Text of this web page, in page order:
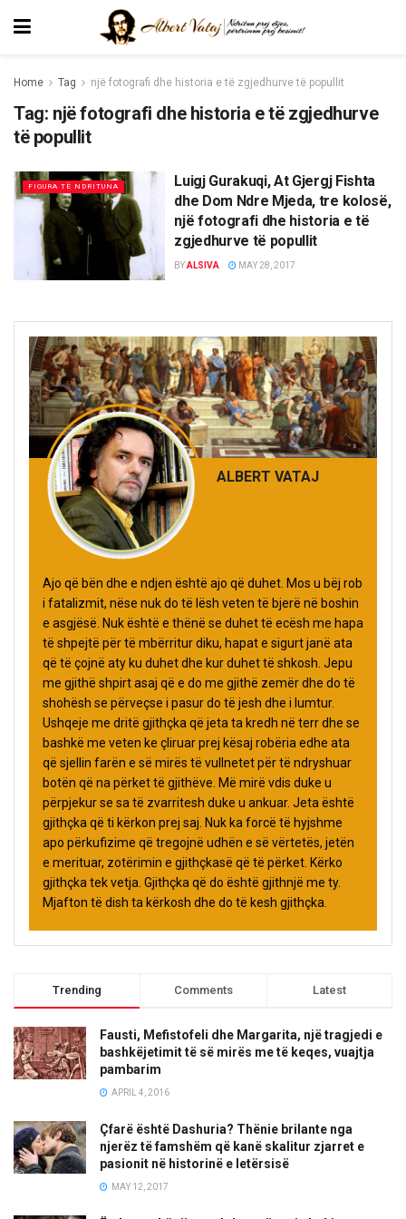
Home Tag një fotografi dhe historia e të zgjedhurve të popullit
Tag: një fotografi dhe historia e të zgjedhurve
të popullit
FIGURA TË NDRITUNA
Luigj Gurakuqi, At Gjergj Fishta
dhe Dom Ndre Mjeda, tre kolosë,
një fotografi dhe historia e të
zgjedhurve të popullit
BYALSIVA MAY 28, 2017
ALBERT VATAJ
Ajo që bën dhe e ndjen është ajo që duhet. Mos u bëj rob
i fatalizmit, nëse nuk do të lësh veten të bjerë në boshin
e asgjësë. Nuk është e thënë se duhet të ecësh me hapa
të shpejtë për të mbërritur diku, hapat e sigurt janë ata
që të çojnë aty ku duhet dhe kur duhet të shkosh. Jepu
me gjithë shpirt asaj që e do me gjithë zemër dhe do të
shohësh se përveçse i pasur do të jesh dhe i lumtur.
Ushqeje me dritë gjithçka që jeta ta kredh në terr dhe se
bashkë me veten ke çliruar prej kësaj robëria edhe ata
që sjellin farën e së mirës të vullnetet për të ndryshuar
botën që na përket të gjithëve. Më mirë vdis duke u
përpjekur se sa të zvarritesh duke u ankuar. Jeta është
gjithçka që ti kërkon prej saj. Nuk ka forcë të hyjshme
apo përkufizime që tregojnë udhën e së vërtetës, jetën
e merituar, zotërimin e gjithçkasë që të përket. Kërko
gjithçka tek vetja. Gjithçka që do është gjithnjë me ty.
Mjafton të dish ta kërkosh dhe do të kesh gjithçka.
Trending Comments Latest
Fausti, Mefistofeli dhe Margarita, një tragjedi e
bashkëjetimit të së mirës me të keqes, vuajtja
pambarim
APRIL 4, 2016
Çfarë është Dashuria? Thënie brilante nga
njerëz të famshëm që kanë skalitur zjarret e
pasionit në historinë e letërsisë
MAY 12, 2017